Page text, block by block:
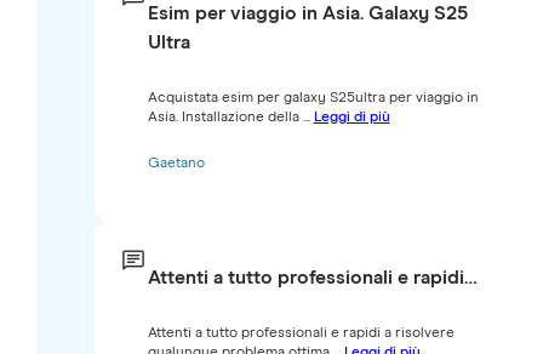
Esim per viaggio in Asia. Galaxy S25
Ultra
Acquistata esim per galaxy S25ultra per viaggio in
Asia. Installazione della ... Leggi di più
Gaetano
Attenti a tutto professionali e rapidi…
Attenti a tutto professionali e rapidi a risolvere